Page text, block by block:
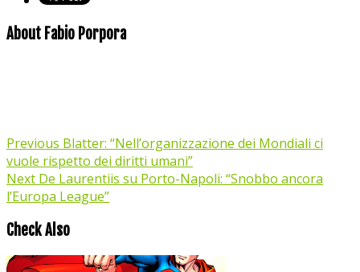
About Fabio Porpora
Previous Blatter: “Nell’organizzazione dei Mondiali ci
vuole rispetto dei diritti umani”
Next De Laurentiis su Porto-Napoli: “Snobbo ancora
l’Europa League”
Check Also